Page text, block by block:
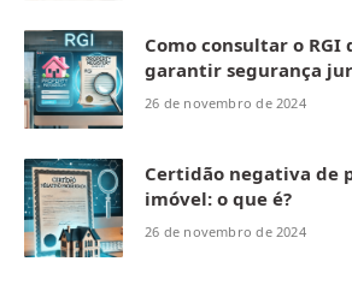
Como consultar o
garantir segurança
26 de novembro de 2024
Certidão negativa de
imóvel: o que é?
26 de novembro de 2024